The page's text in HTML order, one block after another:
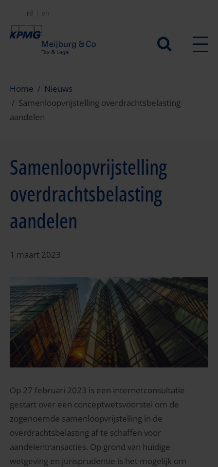
naar
Secundair
nl en
Home
Nieuws
Samenloopvrijstelling overdrachtsbelasting
aandelen
Samenloopvrijstelling
overdrachtsbelasting
aandelen
1 maart 2023
Op 27 februari 2023 is een internetconsultatie
gestart over een conceptwetsvoorstel om de
zogenoemde samenloopvrijstelling in de
overdrachtsbelasting af te schaffen voor
aandelentransacties. Op grond van huidige
wetgeving en jurisprudentie is het mogelijk om